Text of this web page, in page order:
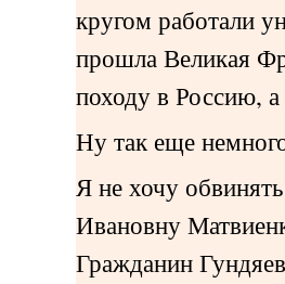
кругом работали
прошла Великая
походу в Россию,
Ну так еще
Я не хочу
Ивановну
Гражданин